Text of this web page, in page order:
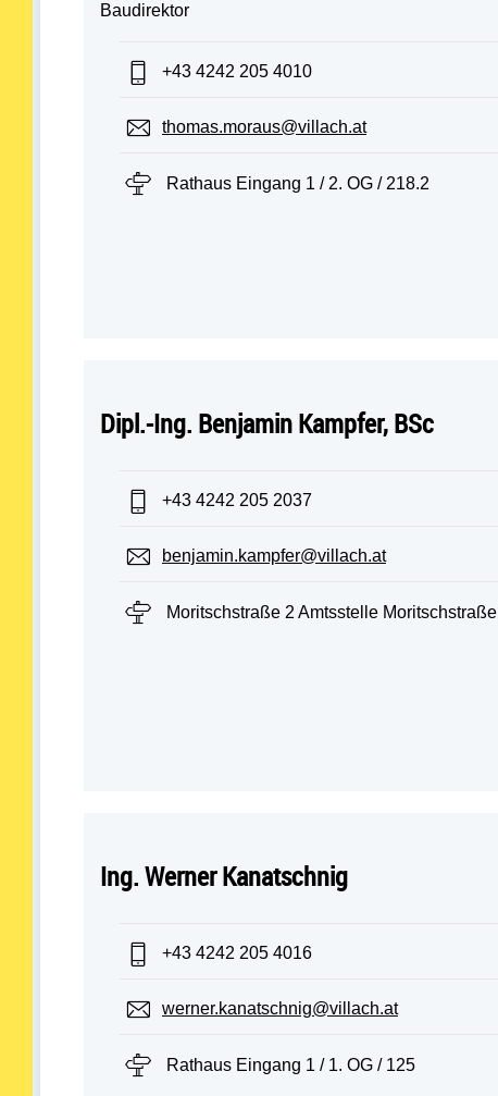
Baudirektor
Telefon:
+43 4242 205 4010
E-Mail:
thomas.moraus@villach.at
Standort:
Rathaus Eingang 1 / 2. OG / 218.2
Dipl.-Ing. Benjamin Kampfer, BSc
Telefon:
+43 4242 205 2037
E-Mail:
benjamin.kampfer@villach.at
Standort:
Moritschstraße 2 Amtsstelle
Ing. Werner Kanatschnig
Telefon:
+43 4242 205 4016
E-Mail:
werner.kanatschnig@villach.at
Standort:
Rathaus Eingang 1 / 1. OG / 125